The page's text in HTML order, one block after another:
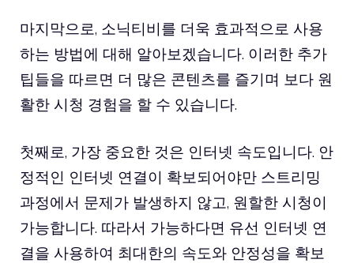
마지막으로, 소닉티비를 더욱 효과적으로 사용
하는 방법에 대해 알아보겠습니다. 이러한 추가
팁들을 따르면 더 많은 콘텐츠를 즐기며 보다 원
활한 시청 경험을 할 수 있습니다.
첫째로, 가장 중요한 것은 인터넷 속도입니다. 안
정적인 인터넷 연결이 확보되어야만 스트리밍
과정에서 문제가 발생하지 않고, 원할한 시청이
가능합니다. 따라서 가능하다면 유선 인터넷 연
결을 사용하여 최대한의 속도와 안정성을 확보